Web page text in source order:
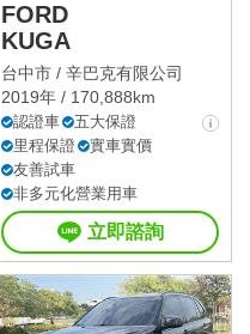
FORD
KUGA
台中市 / 辛巴克有限公司
2019年 / 170,888km
認證車
五大保證
里程保證
實車實價
友善試車
非多元化營業用車
立即諮詢